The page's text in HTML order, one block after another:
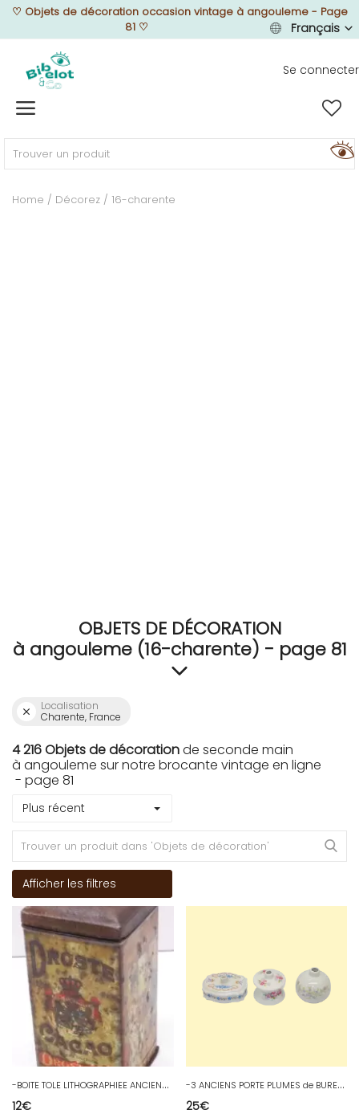
♡ Objets de décoration occasion vintage à angouleme - Page
81 ♡ Français
Se connecter
Home
MEUBLEZ
Home Décorez 16-charente
OBJETS DE DÉCORATION
à angouleme (16-charente) - page 81
Localisation
Charente, France
4 216 Objets de décorationde seconde main
à angouleme sur notre brocante vintage en ligne
- page 81
Plus récent
Afficher les filtres
-
BOITE TOLE LITHOGRAPHIEE ANCIENNE PASTILLES DROSTE CACAO DROSTE jus grenier D
12€
-
3 ANCIENS PORTE PLUMES de BUREAU PORCELAINE LIMOGES déco collection vitrine D
25€